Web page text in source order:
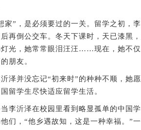
”，是必须要过的一关。留学之初，李
再倒公交车。冬天下课时，天已漆黑
灯光，她常常眼泪汪汪……现在，她不
朋友。
并没忘记“初来时”的种种不顺，她愿
留学生尽快适应留学生活。
沂泽在校园里看到略显孤单的中国学
们，“他乡遇故知，这是一种幸福。”